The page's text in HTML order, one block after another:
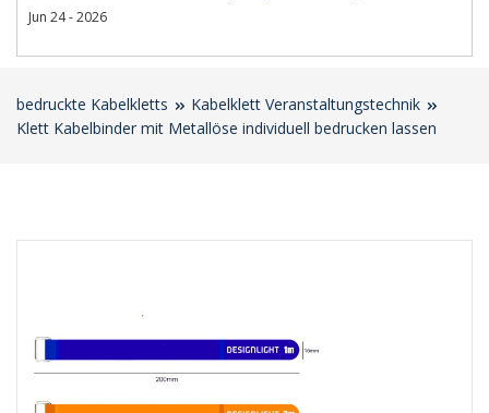
Jun 24 - 2026
bedruckte Kabelkletts
Kabelklett Veranstaltungstechnik
Klett Kabelbinder mit Metallöse individuell bedrucken lassen